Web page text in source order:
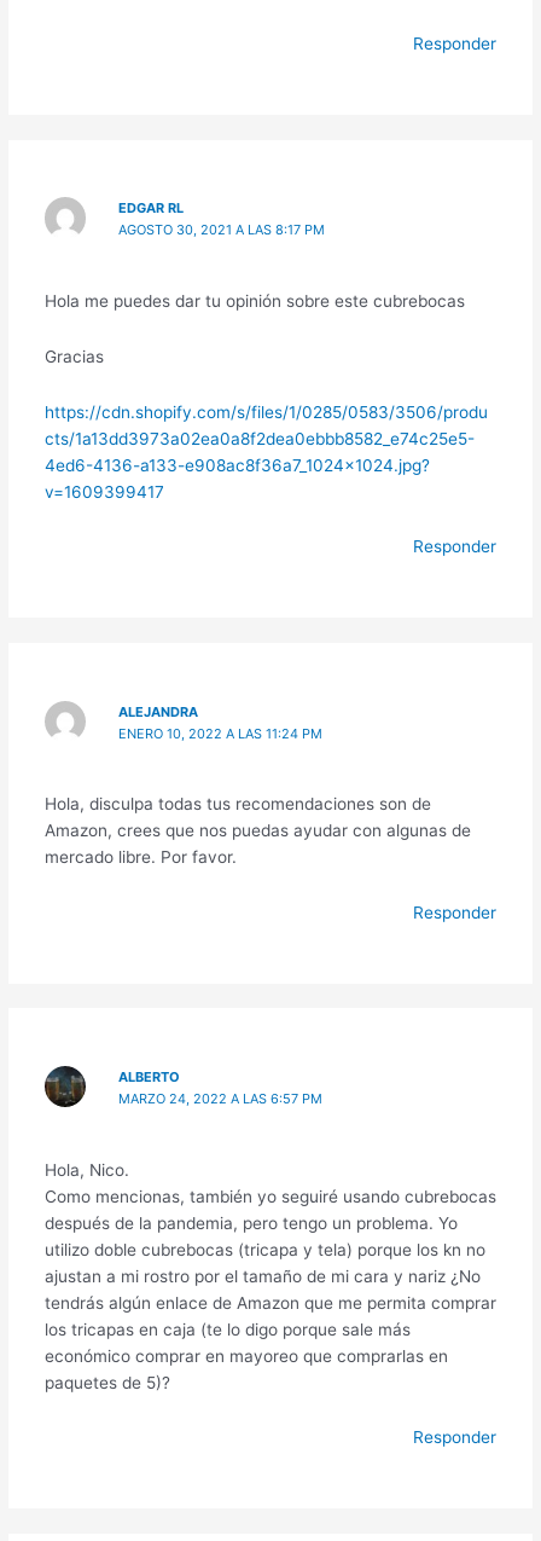
Responder
EDGAR RL
AGOSTO 30, 2021 A LAS 8:17 PM
Hola me puedes dar tu opinión sobre este cubrebocas
Gracias
https://cdn.shopify.com/s/files/1/0285/0583/3506/produ
cts/1a13dd3973a02ea0a8f2dea0ebbb8582_e74c25e5-
4ed6-4136-a133-e908ac8f36a7_1024x1024.jpg?
v=1609399417
Responder
ALEJANDRA
ENERO 10, 2022 A LAS 11:24 PM
Hola, disculpa todas tus recomendaciones son de
Amazon, crees que nos puedas ayudar con algunas de
mercado libre. Por favor.
Responder
ALBERTO
MARZO 24, 2022 A LAS 6:57 PM
Hola, Nico.
Como mencionas, también yo seguiré usando cubrebocas
después de la pandemia, pero tengo un problema. Yo
utilizo doble cubrebocas (tricapa y tela) porque los kn no
ajustan a mi rostro por el tamaño de mi cara y nariz ¿No
tendrás algún enlace de Amazon que me permita comprar
los tricapas en caja (te lo digo porque sale más
económico comprar en mayoreo que comprarlas en
paquetes de 5)?
Responder